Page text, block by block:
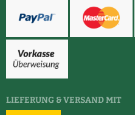
LIEFERUNG & VERSAND MIT